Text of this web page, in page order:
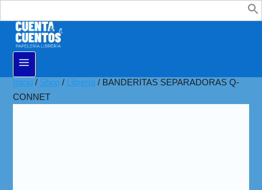
Buscar:
Inicio / Shop / Librería / BANDERITAS SEPARADORAS Q-
CONNET